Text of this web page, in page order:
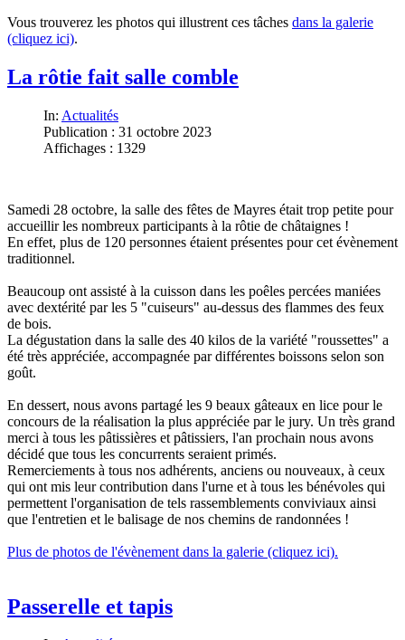
Vous trouverez les photos qui illustrent ces tâches dans la galerie
(cliquez ici).
La rôtie fait salle comble
In: Actualités
Publication : 31 octobre 2023
Affichages : 1329
Samedi 28 octobre, la salle des fêtes de Mayres était trop petite pour
accueillir les nombreux participants à la rôtie de châtaignes !
En effet, plus de 120 personnes étaient présentes pour cet évènement
traditionnel.
Beaucoup ont assisté à la cuisson dans les poêles percées maniées
avec dextérité par les 5 "cuiseurs" au-dessus des flammes des feux
de bois.
La dégustation dans la salle des 40 kilos de la variété "roussettes" a
été très appréciée, accompagnée par différentes boissons selon son
goût.
En dessert, nous avons partagé les 9 beaux gâteaux en lice pour le
concours de la réalisation la plus appréciée par le jury. Un très grand
merci à tous les pâtissières et pâtissiers, l'an prochain nous avons
décidé que tous les concurrents seraient primés.
Remerciements à tous nos adhérents, anciens ou nouveaux, à ceux
qui ont mis leur contribution dans l'urne et à tous les bénévoles qui
permettent l'organisation de tels rassemblements conviviaux ainsi
que l'entretien et le balisage de nos chemins de randonnées !
Plus de photos de l'évènement dans la galerie (cliquez ici).
Passerelle et tapis